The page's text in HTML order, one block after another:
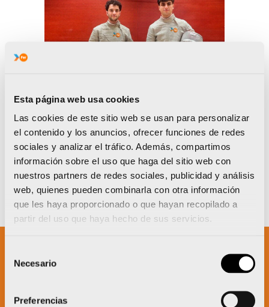
Esta página web usa cookies
Las cookies de este sitio web se usan para personalizar
el contenido y los anuncios, ofrecer funciones de redes
sociales y analizar el tráfico. Además, compartimos
información sobre el uso que haga del sitio web con
nuestros partners de redes sociales, publicidad y análisis
web, quienes pueden combinarla con otra información
que les haya proporcionado o que hayan recopilado a
partir del uso que haya hecho de sus servicios.
Necesario
Preferencias